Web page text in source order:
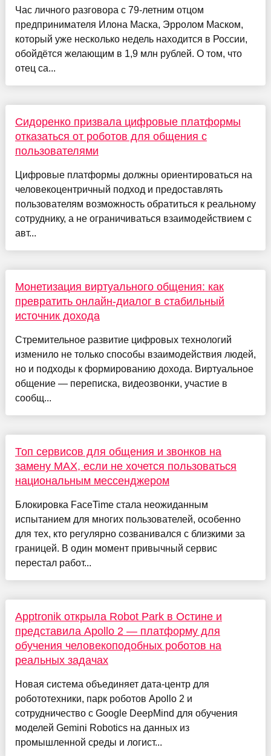
Час личного разговора с 79-летним отцом
предпринимателя Илона Маска, Эрролом Маском,
который уже несколько недель находится в России,
обойдётся желающим в 1,9 млн рублей. О том, что
отец са...
Сидоренко призвала цифровые платформы
отказаться от роботов для общения с
пользователями
Цифровые платформы должны ориентироваться на
человекоцентричный подход и предоставлять
пользователям возможность обратиться к реальному
сотруднику, а не ограничиваться взаимодействием с
авт...
Монетизация виртуального общения: как
превратить онлайн-диалог в стабильный
источник дохода
Стремительное развитие цифровых технологий
изменило не только способы взаимодействия людей,
но и подходы к формированию дохода. Виртуальное
общение — переписка, видеозвонки, участие в
сообщ...
Топ сервисов для общения и звонков на
замену MAX, если не хочется пользоваться
национальным мессенджером
Блокировка FaceTime стала неожиданным
испытанием для многих пользователей, особенно
для тех, кто регулярно созванивался с близкими за
границей. В один момент привычный сервис
перестал работ...
Apptronik открыла Robot Park в Остине и
представила Apollo 2 — платформу для
обучения человекоподобных роботов на
реальных задачах
Новая система объединяет дата-центр для
робототехники, парк роботов Apollo 2 и
сотрудничество с Google DeepMind для обучения
моделей Gemini Robotics на данных из
промышленной среды и логист...